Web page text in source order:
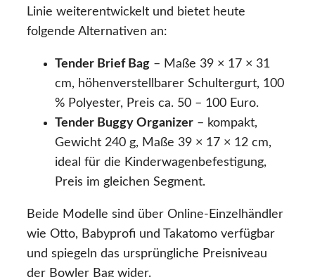
Linie weiterentwickelt und bietet heute
folgende Alternativen an:
Tender Brief Bag – Maße 39 × 17 × 31
cm, höhenverstellbarer Schultergurt, 100
% Polyester, Preis ca. 50 – 100 Euro.
Tender Buggy Organizer – kompakt,
Gewicht 240 g, Maße 39 × 17 × 12 cm,
ideal für die Kinderwagenbefestigung,
Preis im gleichen Segment.
Beide Modelle sind über Online-Einzelhändler
wie Otto, Babyprofi und Takatomo verfügbar
und spiegeln das ursprüngliche Preisniveau
der Bowler Bag wider.